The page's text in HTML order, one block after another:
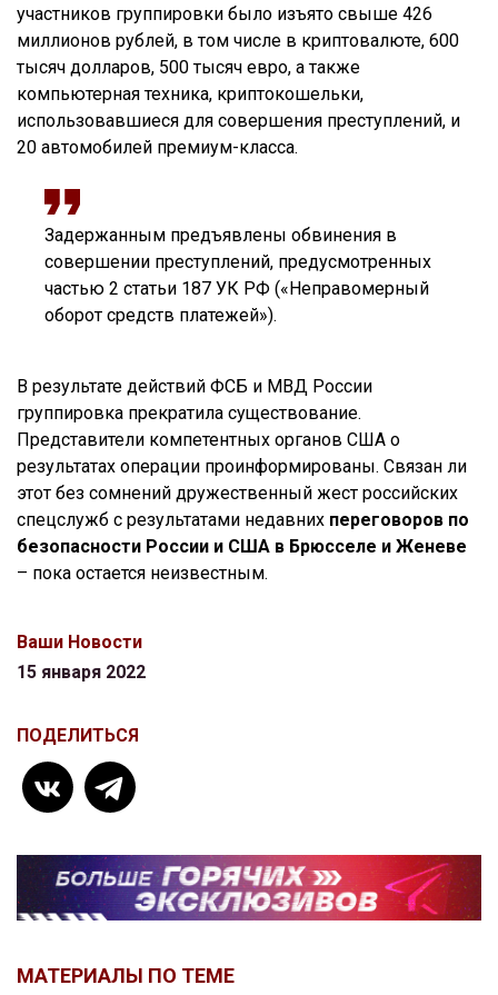
участников группировки было изъято свыше 426
миллионов рублей, в том числе в криптовалюте, 600
тысяч долларов, 500 тысяч евро, а также
компьютерная техника, криптокошельки,
использовавшиеся для совершения преступлений, и
20 автомобилей премиум-класса.
Задержанным предъявлены обвинения в
совершении преступлений, предусмотренных
частью 2 статьи 187 УК РФ («Неправомерный
оборот средств платежей»).
В результате действий ФСБ и МВД России
группировка прекратила существование.
Представители компетентных органов США о
результатах операции проинформированы. Связан ли
этот без сомнений дружественный жест российских
спецслужб с результатами недавних переговоров по
безопасности России и США в Брюсселе и Женеве
– пока остается неизвестным.
Ваши Новости
15 января 2022
ПОДЕЛИТЬСЯ
МАТЕРИАЛЫ ПО ТЕМЕ